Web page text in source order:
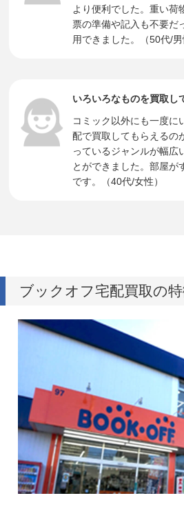
より便利でした。重い荷
票の準備や記入も不要だ
用できました。（50代/男
いろいろなものを買取し
コミック以外にも一度に
配で買取してもらえるの
っているジャンルが幅広
とができました。部屋が
です。（40代/女性）
ブックオフ宅配買取の